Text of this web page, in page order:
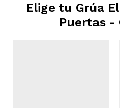
Elige tu Grúa
Puertas -